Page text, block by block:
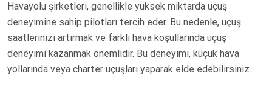
Havayolu şirketleri, genellikle yüksek miktarda uçuş
deneyimine sahip pilotları tercih eder. Bu nedenle, uçuş
saatlerinizi artırmak ve farklı hava koşullarında uçuş
deneyimi kazanmak önemlidir. Bu deneyimi, küçük hava
yollarında veya charter uçuşları yaparak elde edebilirsiniz.